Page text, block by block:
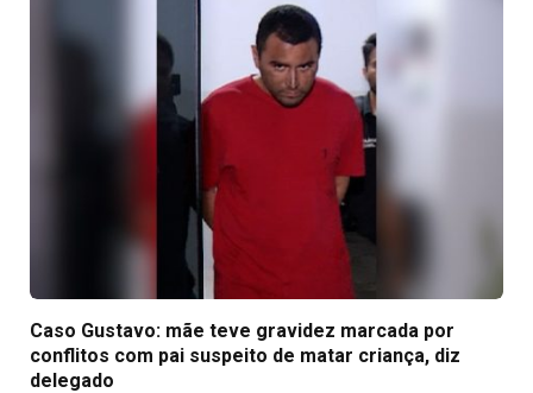
Caso Gustavo: mãe teve gravidez marcada por
conflitos com pai suspeito de matar criança, diz
delegado